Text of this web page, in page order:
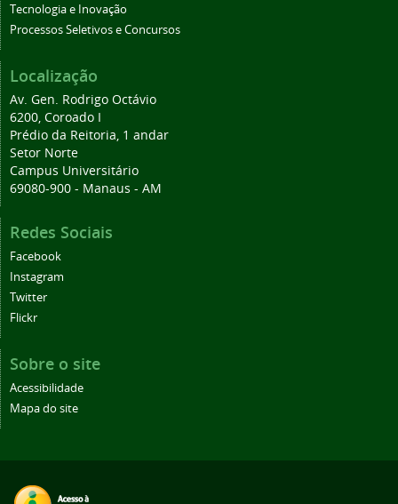
Tecnologia e Inovação
Processos Seletivos e Concursos
Localização
Av. Gen. Rodrigo Octávio
6200, Coroado I
Prédio da Reitoria, 1 andar
Setor Norte
Campus Universitário
69080-900 - Manaus - AM
Redes Sociais
Facebook
Instagram
Twitter
Flickr
Sobre o site
Acessibilidade
Mapa do site